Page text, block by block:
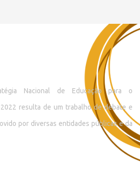
Nacional de Educação para o
resulta de um trabalho de debate e
por diversas entidades públicas e da